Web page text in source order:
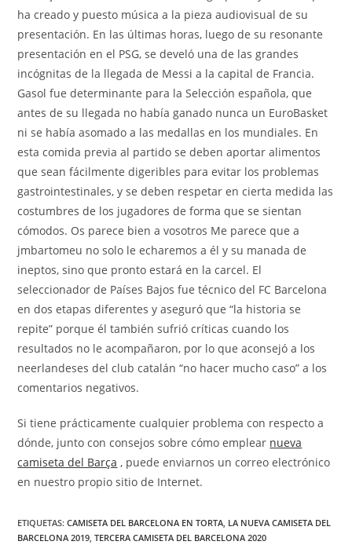
ha creado y puesto música a la pieza audiovisual de su
presentación. En las últimas horas, luego de su resonante
presentación en el PSG, se develó una de las grandes
incógnitas de la llegada de Messi a la capital de Francia.
Gasol fue determinante para la Selección española, que
antes de su llegada no habí­a ganado nunca un EuroBasket
ni se habí­a asomado a las medallas en los mundiales. En
esta comida previa al partido se deben aportar alimentos
que sean fácilmente digeribles para evitar los problemas
gastrointestinales, y se deben respetar en cierta medida las
costumbres de los jugadores de forma que se sientan
cómodos. Os parece bien a vosotros Me parece que a
jmbartomeu no solo le echaremos a él y su manada de
ineptos, sino que pronto estará en la carcel. El
seleccionador de Países Bajos fue técnico del FC Barcelona
en dos etapas diferentes y aseguró que “la historia se
repite” porque él también sufrió críticas cuando los
resultados no le acompañaron, por lo que aconsejó a los
neerlandeses del club catalán “no hacer mucho caso” a los
comentarios negativos.
Si tiene prácticamente cualquier problema con respecto a
dónde, junto con consejos sobre cómo emplear nueva
camiseta del Barça , puede enviarnos un correo electrónico
en nuestro propio sitio de Internet.
ETIQUETAS:CAMISETA DEL BARCELONA EN TORTA, LA NUEVA CAMISETA DEL
BARCELONA 2019, TERCERA CAMISETA DEL BARCELONA 2020